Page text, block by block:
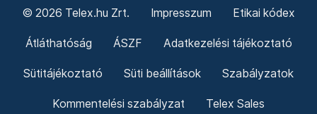
© 2026 Telex.hu Zrt. Impresszum Etikai kódex
Átláthatóság ÁSZF Adatkezelési tájékoztató
Sütitájékoztató Süti beállítások Szabályzatok
Kommentelési szabályzat Telex Sales